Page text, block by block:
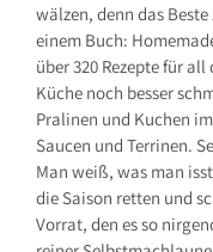
wälzen, denn das
einem Buch:
über 320 Rezepte für
Küche noch besser
Pralinen und Kuchen
Saucen und Terrinen.
Man weiß, was man
die Saison retten und
Vorrat, den es so